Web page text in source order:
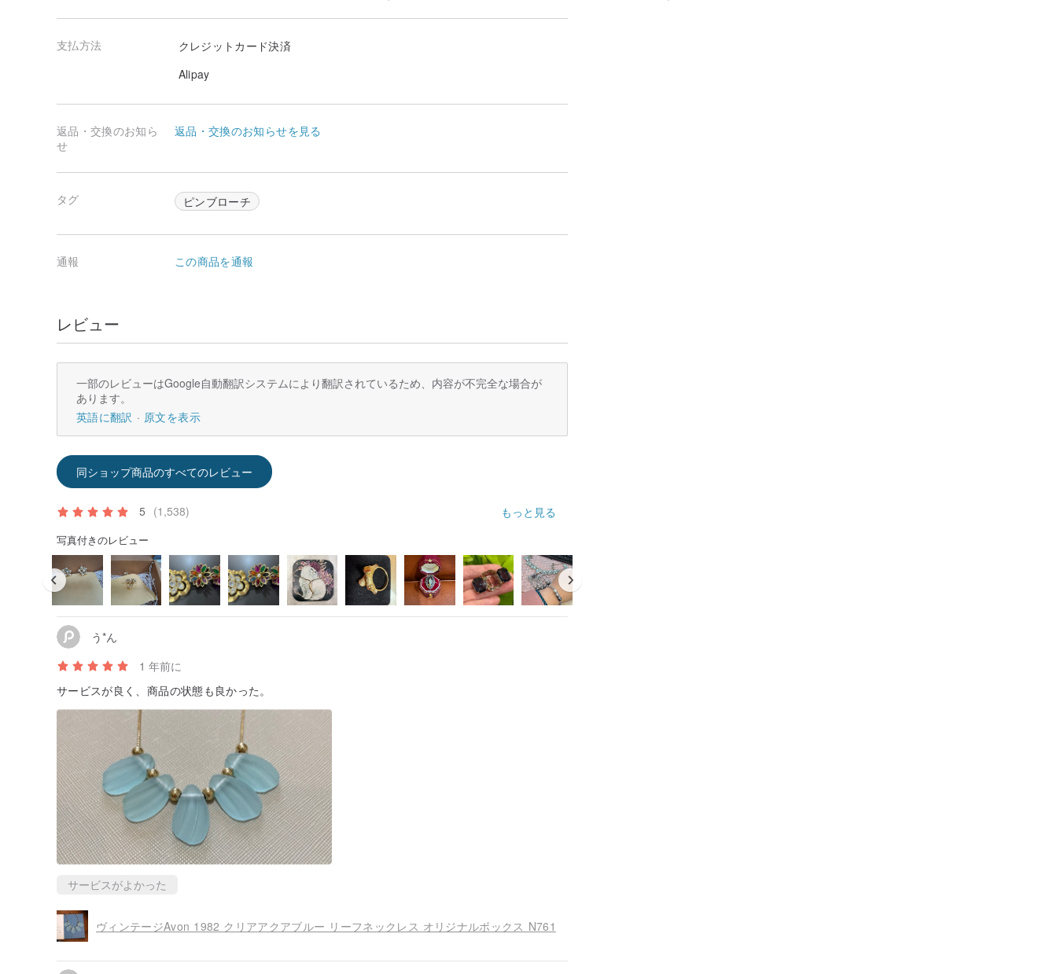
支払方法
クレジットカード決済
Alipay
返品・交換のお知ら
せ
返品・交換のお知らせを見る
タグ ピンブローチ
通報 この商品を通報
レビュー
一部のレビューはGoogle自動翻訳システムにより翻訳されているため、内容が不完全な場合が
あります。
英語に翻訳
原文を表示
同ショップ商品のすべてのレビュー
5 (1,538) もっと見る
写真付きのレビュー
う*ん
1 年前に
サービスが良く、商品の状態も良かった。
サービスがよかった
ヴィンテージAvon 1982 クリアアクアブルー リーフネックレス オリジナルボックス N761